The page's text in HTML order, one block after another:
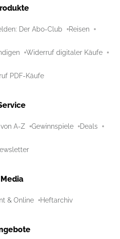
Der Abo-Club Reisen
Widerruf digitaler Käufe
PDF-Käufe
A-Z Gewinnspiele Deals
Media
& Online Heftarchiv